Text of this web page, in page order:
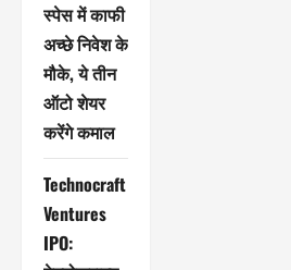
स्पेस में काफी
अच्छे निवेश के
मौके, ये तीन
ऑटो शेयर
करेंगे कमाल
Technocraft
Ventures
IPO: